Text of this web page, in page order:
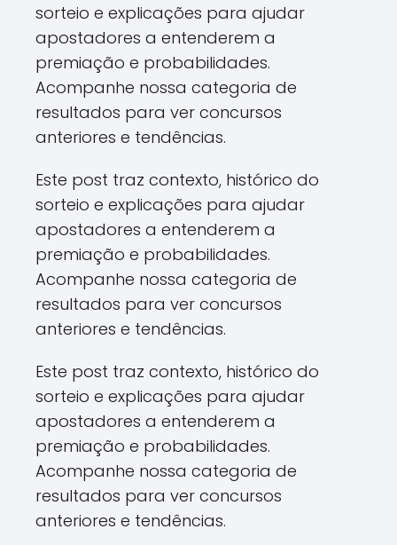
sorteio e explicações para ajudar
apostadores a entenderem a
premiação e probabilidades.
Acompanhe nossa categoria de
resultados para ver concursos
anteriores e tendências.
Este post traz contexto, histórico do
sorteio e explicações para ajudar
apostadores a entenderem a
premiação e probabilidades.
Acompanhe nossa categoria de
resultados para ver concursos
anteriores e tendências.
Este post traz contexto, histórico do
sorteio e explicações para ajudar
apostadores a entenderem a
premiação e probabilidades.
Acompanhe nossa categoria de
resultados para ver concursos
anteriores e tendências.